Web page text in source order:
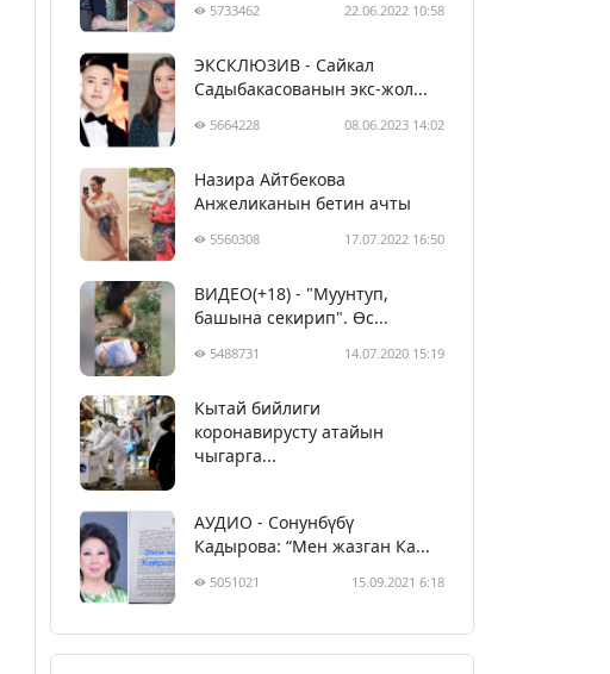
5733462 22.06.2022 10:58
ЭКСКЛЮЗИВ - Сайкал
Садыбакасованын экс-жол...
5664228 08.06.2023 14:02
Назира Айтбекова
Анжеликанын бетин ачты
5560308 17.07.2022 16:50
ВИДЕО(+18) - "Муунтуп,
башына секирип". Өс...
5488731 14.07.2020 15:19
Кытай бийлиги
коронавирусту атайын
чыгарга...
АУДИО - Сонунбүбү
Кадырова: “Мен жазган Ка...
5051021 15.09.2021 6:18